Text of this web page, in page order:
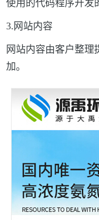
使用的代码程序开发
3.网站内容
网站内容由客户整
加。